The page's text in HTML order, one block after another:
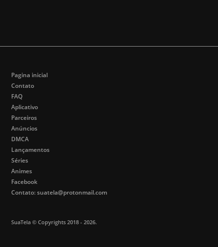
HD
2026 2026
Pagina inicial
Contato
FAQ
Aplicativo
Parceiros
Anúncios
DMCA
Lançamentos
Séries
Animes
Facebook
Contato:suatela@protonmail.com
SuaTela© Copyrights 2018- 2026.